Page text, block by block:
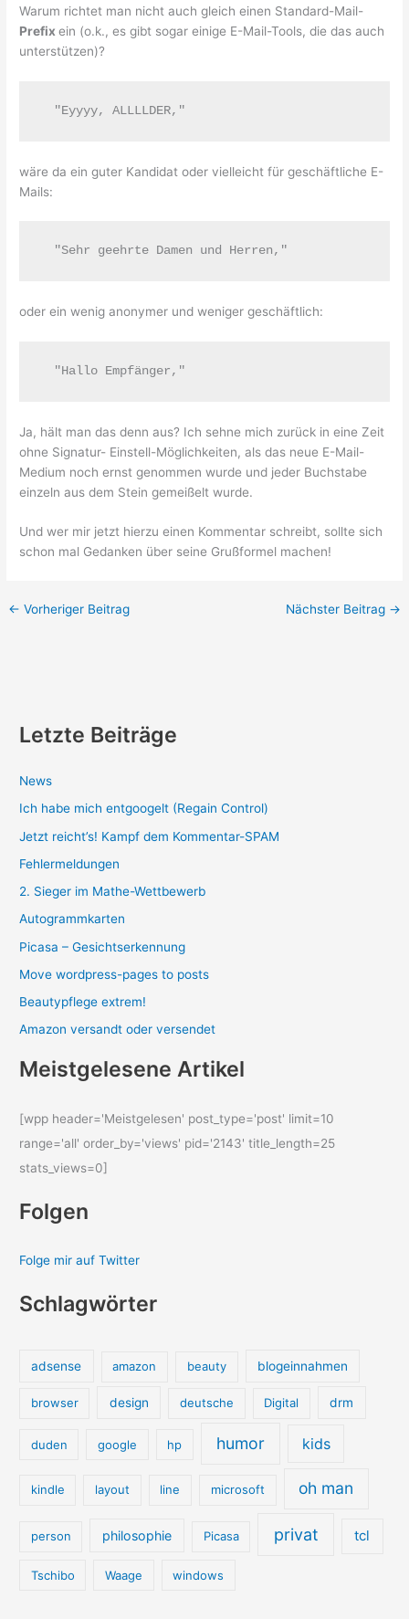
Warum richtet man nicht auch gleich einen Standard-Mail-
Prefixein (o.k., es gibt sogar einige E-Mail-Tools, die das auch
unterstützen)?
  "Eyyyy, ALLLLDER,"
wäre da ein guter Kandidat oder vielleicht für geschäftliche E-
Mails:
  "Sehr geehrte Damen und Herren,"
oder ein wenig anonymer und weniger geschäftlich:
  "Hallo Empfänger,"
Ja, hält man das denn aus? Ich sehne mich zurück in eine Zeit
ohne Signatur- Einstell-Möglichkeiten, als das neue E-Mail-
Medium noch ernst genommen wurde und jeder Buchstabe
einzeln aus dem Stein gemeißelt wurde.
Und wer mir jetzt hierzu einen Kommentar schreibt, sollte sich
schon mal Gedanken über seine Grußformel machen!
← Vorheriger Beitrag Nächster Beitrag →
Letzte Beiträge
News
Ich habe mich entgoogelt (Regain Control)
Jetzt reicht’s! Kampf dem Kommentar-SPAM
Fehlermeldungen
2. Sieger im Mathe-Wettbewerb
Autogrammkarten
Picasa – Gesichtserkennung
Move wordpress-pages to posts
Beautypflege extrem!
Amazon versandt oder versendet
Meistgelesene Artikel
[wpp header='Meistgelesen' post_type='post' limit=10
range='all' order_by='views' pid='2143' title_length=25
stats_views=0]
Folgen
Folge mir auf Twitter
Schlagwörter
adsense amazon beauty blogeinnahmen
browser design deutsche Digital drm
duden google hp humor kids
kindle layout line microsoft oh man
person philosophie Picasa privat tcl
Tschibo Waage windows